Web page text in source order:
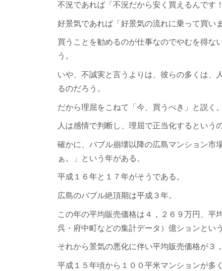
不況であれば「不況だから安く買えるんです！
好景気であれば「好景気の流れに乗って買い
買うことを勧めるのが仕事なのでやむを得な
う。
いや、不誠実と言うよりは、彼らの多くは、
るのだろう。
だから理屈をこねて「今、買うべき」と説く。
人は感情で判断し、理屈で正当化するという
確かに、バブル崩壊以降の広島マンション市
ぁ。」という年がある。
平成１６年と１７年がそうである。
広島のバブル絶頂期は平成３年。
この年の平均販売価格は４，２６９万円、平
呉・府中町などの集計データ）億ションとい
それから景気の悪化に伴い平均販売価格が３
平成１５年頃から１００平米マンションが多